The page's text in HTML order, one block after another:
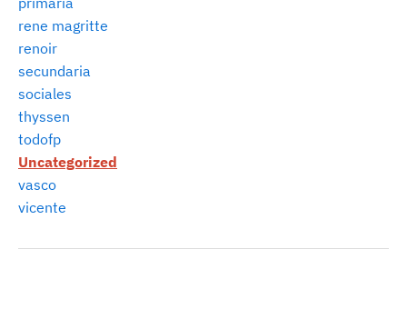
rene magritte
renoir
secundaria
sociales
thyssen
todofp
Uncategorized
vasco
vicente